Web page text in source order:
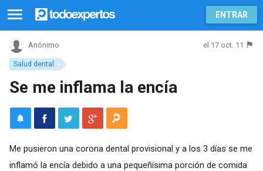
ENTRAR
Salud dental
Anónimo el 17 oct. 11
Se me inflama la encía
Me pusieron una corona dental provisional y a los 3 días se me
inflamó la encía debido a una pequeñísima porción de comida